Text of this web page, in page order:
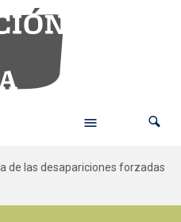
de las desapariciones forzadas